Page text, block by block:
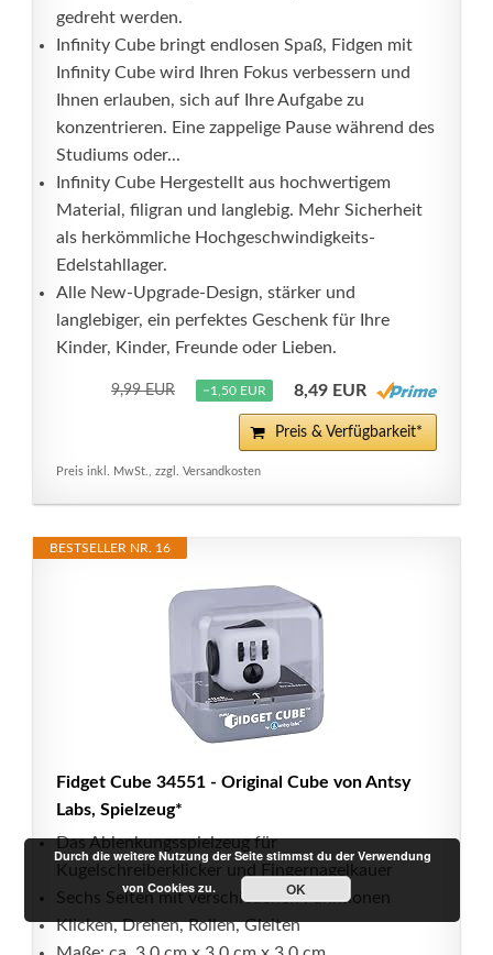
gedreht werden.
Infinity Cube bringt endlosen Spaß, Fidgen mit
Infinity Cube wird Ihren Fokus verbessern und
Ihnen erlauben, sich auf Ihre Aufgabe zu
konzentrieren. Eine zappelige Pause während des
Studiums oder...
Infinity Cube Hergestellt aus hochwertigem
Material, filigran und langlebig. Mehr Sicherheit
als herkömmliche Hochgeschwindigkeits-
Edelstahllager.
Alle New-Upgrade-Design, stärker und
langlebiger, ein perfektes Geschenk für Ihre
Kinder, Kinder, Freunde oder Lieben.
9,99 EUR −1,50 EUR 8,49 EUR
Preis & Verfügbarkeit*
Preis inkl. MwSt., zzgl. Versandkosten
BESTSELLER NR. 16
Fidget Cube 34551 - Original Cube von Antsy
Labs, Spielzeug*
Das Ablenkungsspielzeug für
Kugelschreiberklicker und Fingernagelkauer
Sechs Seiten mit verschiedenen Funktionen
Klicken, Drehen, Rollen, Gleiten
Durch die weitere Nutzung der Seite stimmst du der Verwendung
von Cookies zu.
OK